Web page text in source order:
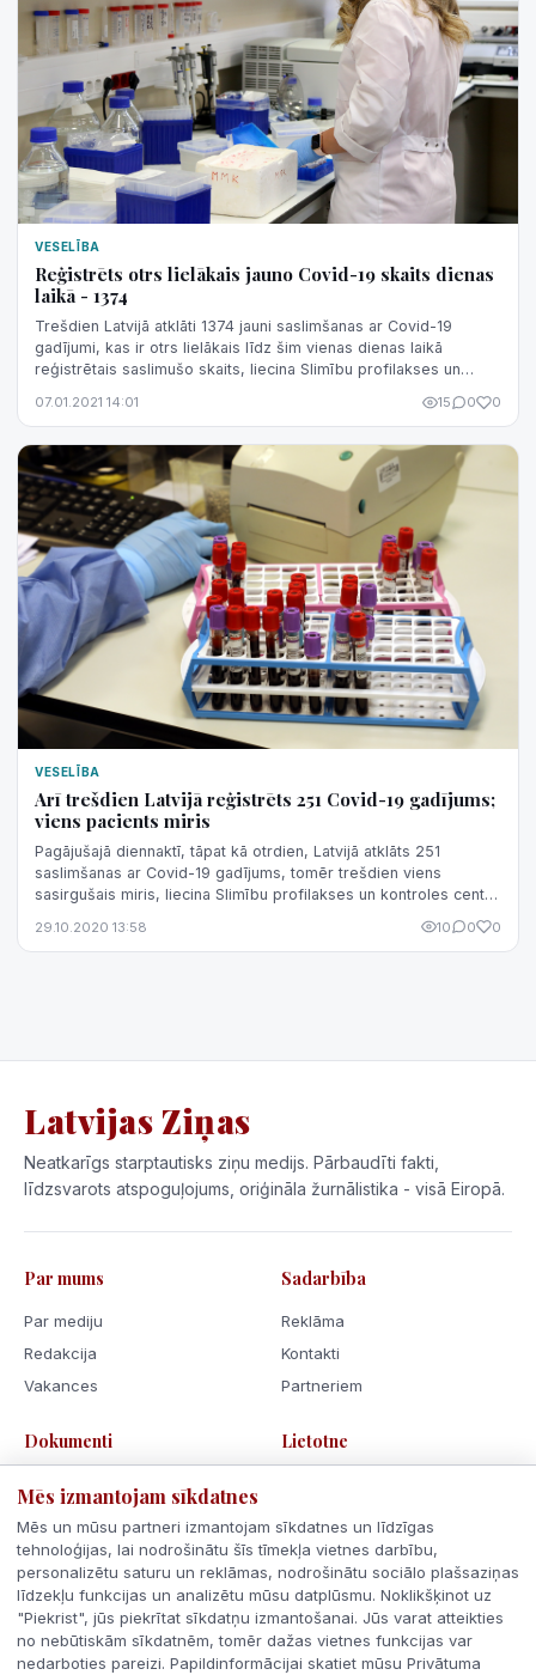
VESELĪBA
Reģistrēts otrs lielākais jauno Covid-19 skaits dienas
laikā - 1374
Trešdien Latvijā atklāti 1374 jauni saslimšanas ar Covid-19
gadījumi, kas ir otrs lielākais līdz šim vienas dienas laikā
reģistrētais saslimušo skaits, liecina Slimību profilakses un
07.01.2021 14:01 15 0 0
VESELĪBA
Arī trešdien Latvijā reģistrēts 251 Covid-19 gadījums;
viens pacients miris
Pagājušajā diennaktī, tāpat kā otrdien, Latvijā atklāts 251
saslimšanas ar Covid-19 gadījums, tomēr trešdien viens
sasirgušais miris, liecina Slimību profilakses un kontroles centra
29.10.2020 13:58 10 0 0
Latvijas Ziņas
Neatkarīgs starptautisks ziņu medijs. Pārbaudīti fakti,
līdzsvarots atspoguļojums, oriģināla žurnālistika - visā Eiropā.
Par mums
Par mediju
Redakcija
Vakances
Sadarbība
Reklāma
Kontakti
Partneriem
Dokumenti
Sīkdatnes
Rīcības kodekss
Lietotne
Mēs izmantojam sīkdatnes
Mēs un mūsu partneri izmantojam sīkdatnes un līdzīgas
tehnoloģijas, lai nodrošinātu šīs tīmekļa vietnes darbību,
personalizētu saturu un reklāmas, nodrošinātu sociālo plašsaziņas
līdzekļu funkcijas un analizētu mūsu datplūsmu. Noklikšķinot uz
"Piekrist", jūs piekrītat sīkdatņu izmantošanai. Jūs varat atteikties
no nebūtiskām sīkdatnēm, tomēr dažas vietnes funkcijas var
nedarboties pareizi. Papildinformācijai skatiet mūsu Privātuma